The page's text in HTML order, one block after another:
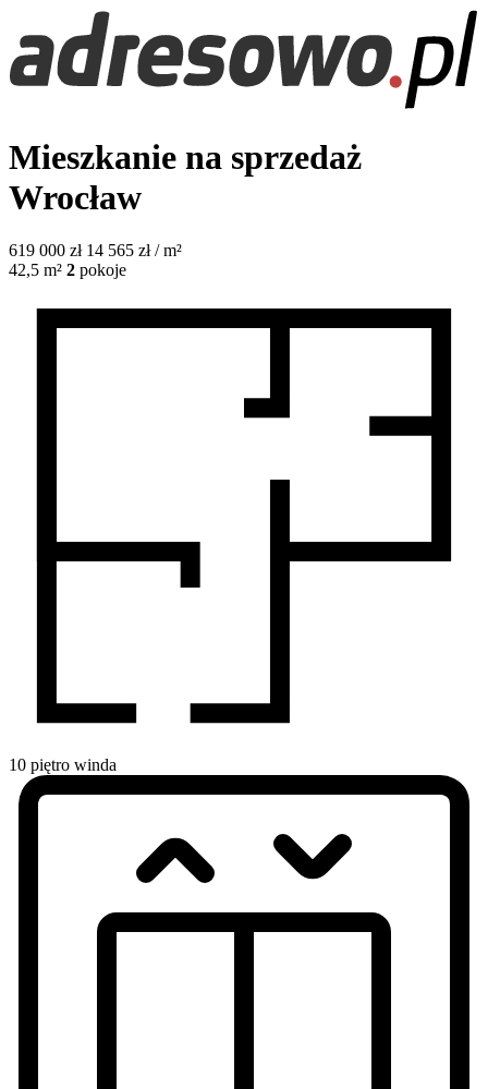
Mieszkanie na sprzedaż
Wrocław
619 000 zł 14 565 zł / m²
42,5 m² 2 pokoje
10 piętro winda